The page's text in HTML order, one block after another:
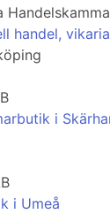
handel,
i
i Umeå